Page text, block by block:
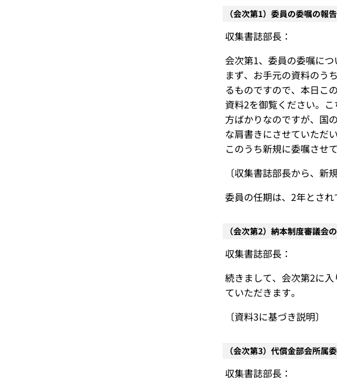
（会次第1）委員の委嘱の報告
収集書誌部長：
会次第1、委員の委嘱につ
まず、お手元の資料のう
るものですので、本日こ
資料2を御覧ください。
方ばかりなのですが、国
な肩書きにさせていただ
このうち新規に委嘱させ
〔収集書誌部長から、新
委員の任期は、2年とさ
（会次第2）納本制度審議会
収集書誌部長：
続きまして、会次第2に
ていただきます。
〔資料3に基づき説明〕
（会次第3）代償金部会所属
収集書誌部長：